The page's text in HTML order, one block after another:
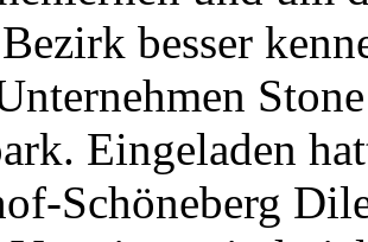
besser
Eingeladen
Schöneberg